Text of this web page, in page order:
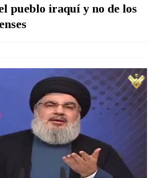
pueblo iraquí y no de los